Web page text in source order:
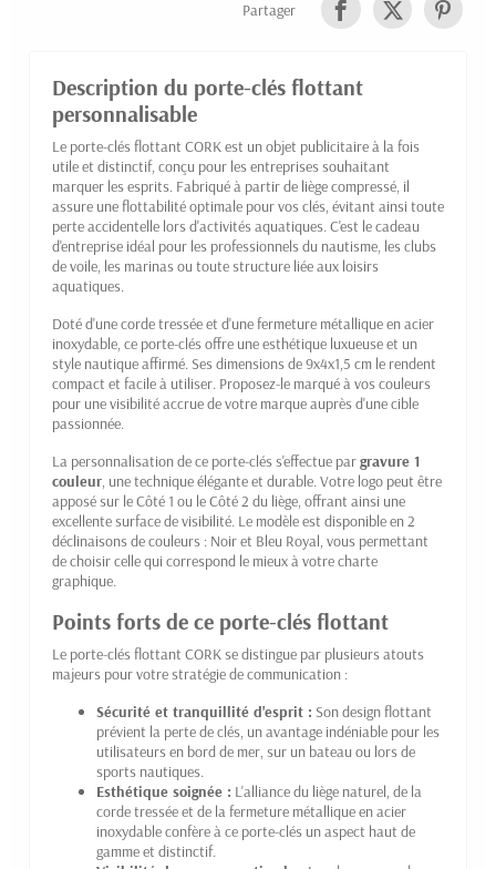
Partager
Description du porte-clés flottant
personnalisable
Le porte-clés flottant CORK est un objet publicitaire à la fois
utile et distinctif, conçu pour les entreprises souhaitant
marquer les esprits. Fabriqué à partir de liège compressé, il
assure une flottabilité optimale pour vos clés, évitant ainsi toute
perte accidentelle lors d'activités aquatiques. C'est le cadeau
d'entreprise idéal pour les professionnels du nautisme, les clubs
de voile, les marinas ou toute structure liée aux loisirs
aquatiques.
Doté d'une corde tressée et d'une fermeture métallique en acier
inoxydable, ce porte-clés offre une esthétique luxueuse et un
style nautique affirmé. Ses dimensions de 9x4x1,5 cm le rendent
compact et facile à utiliser. Proposez-le marqué à vos couleurs
pour une visibilité accrue de votre marque auprès d'une cible
passionnée.
La personnalisation de ce porte-clés s'effectue pargravure 1
couleur, une technique élégante et durable. Votre logo peut être
apposé sur le Côté 1 ou le Côté 2 du liège, offrant ainsi une
excellente surface de visibilité. Le modèle est disponible en 2
déclinaisons de couleurs : Noir et Bleu Royal, vous permettant
de choisir celle qui correspond le mieux à votre charte
graphique.
Points forts de ce porte-clés flottant
Le porte-clés flottant CORK se distingue par plusieurs atouts
majeurs pour votre stratégie de communication :
Sécurité et tranquillité d'esprit : Son design flottant
prévient la perte de clés, un avantage indéniable pour les
utilisateurs en bord de mer, sur un bateau ou lors de
sports nautiques.
Esthétique soignée : L'alliance du liège naturel, de la
corde tressée et de la fermeture métallique en acier
inoxydable confère à ce porte-clés un aspect haut de
gamme et distinctif.